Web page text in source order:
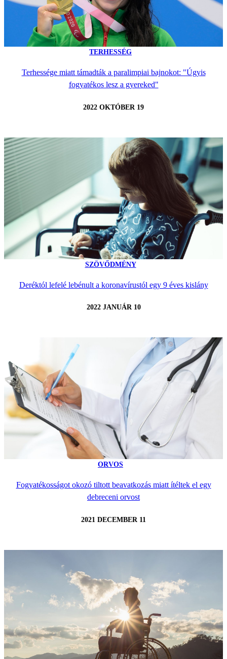
TERHESSÉG
Terhessége miatt támadták a paralimpiai bajnokot: "Úgyis
fogyatékos lesz a gyereked"
2022 OKTÓBER 19
SZÖVŐDMÉNY
Deréktól lefelé lebénult a koronavírustól egy 9 éves kislány
2022 JANUÁR 10
ORVOS
Fogyatékosságot okozó tiltott beavatkozás miatt ítéltek el egy
debreceni orvost
2021 DECEMBER 11